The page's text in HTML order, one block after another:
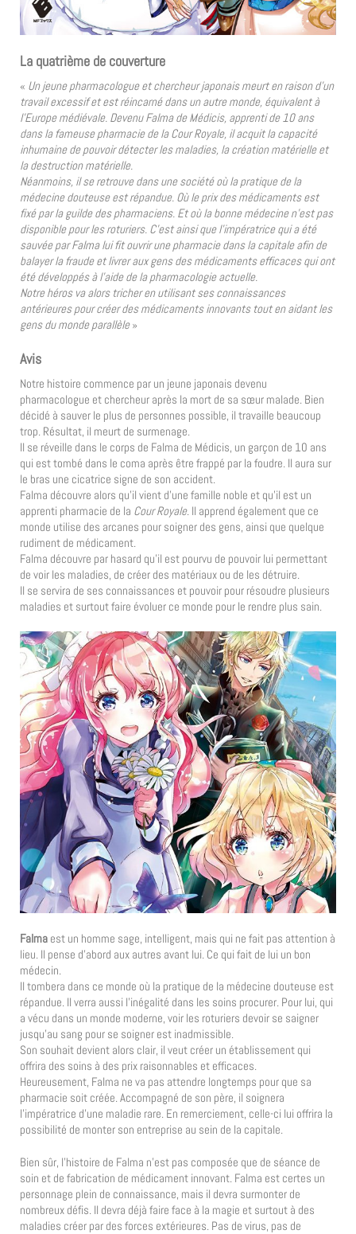
La quatrième de couverture
« Un jeune pharmacologue et chercheur japonais meurt en raison d’un
travail excessif et est réincarné dans un autre monde, équivalent à
l’Europe médiévale. Devenu Falma de Médicis, apprenti de 10 ans
dans la fameuse pharmacie de la Cour Royale, il acquit la capacité
inhumaine de pouvoir détecter les maladies, la création matérielle et
la destruction matérielle.
Néanmoins, il se retrouve dans une société où la pratique de la
médecine douteuse est répandue. Où le prix des médicaments est
fixé par la guilde des pharmaciens. Et où la bonne médecine n’est pas
disponible pour les roturiers. C’est ainsi que l’impératrice qui a été
sauvée par Falma lui fit ouvrir une pharmacie dans la capitale afin de
balayer la fraude et livrer aux gens des médicaments efficaces qui ont
été développés à l’aide de la pharmacologie actuelle.
Notre héros va alors tricher en utilisant ses connaissances
antérieures pour créer des médicaments innovants tout en aidant les
gens du monde parallèle»
Avis
Notre histoire commence par un jeune japonais devenu
pharmacologue et chercheur après la mort de sa sœur malade. Bien
décidé à sauver le plus de personnes possible, il travaille beaucoup
trop. Résultat, il meurt de surmenage.
Il se réveille dans le corps de Falma de Médicis, un garçon de 10 ans
qui est tombé dans le coma après être frappé par la foudre. Il aura sur
le bras une cicatrice signe de son accident.
Falma découvre alors qu’il vient d’une famille noble et qu’il est un
apprenti pharmacie de la CourRoyale. Il apprend également que ce
monde utilise des arcanes pour soigner des gens, ainsi que quelque
rudiment de médicament.
Falma découvre par hasard qu’il est pourvu de pouvoir lui permettant
de voir les maladies, de créer des matériaux ou de les détruire.
Il se servira de ses connaissances et pouvoir pour résoudre plusieurs
maladies et surtout faire évoluer ce monde pour le rendre plus sain.
Falma est un homme sage, intelligent, mais qui ne fait pas attention à
lieu. Il pense d’abord aux autres avant lui. Ce qui fait de lui un bon
médecin.
Il tombera dans ce monde où la pratique de la médecine douteuse est
répandue. Il verra aussi l’inégalité dans les soins procurer. Pour lui, qui
a vécu dans un monde moderne, voir les roturiers devoir se saigner
jusqu’au sang pour se soigner est inadmissible.
Son souhait devient alors clair, il veut créer un établissement qui
offrira des soins à des prix raisonnables et efficaces.
Heureusement, Falma ne va pas attendre longtemps pour que sa
pharmacie soit créée. Accompagné de son père, il soignera
l’impératrice d’une maladie rare. En remerciement, celle-ci lui offrira la
possibilité de monter son entreprise au sein de la capitale.
Bien sûr, l’histoire de Falma n’est pas composée que de séance de
soin et de fabrication de médicament innovant. Falma est certes un
personnage plein de connaissance, mais il devra surmonter de
nombreux défis. Il devra déjà faire face à la magie et surtout à des
maladies créer par des forces extérieures. Pas de virus, pas de